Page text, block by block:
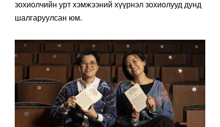
зохиолчийн урт хэмжээний хүүрнэл зохиолууд дунд
шалгаруулсан юм.